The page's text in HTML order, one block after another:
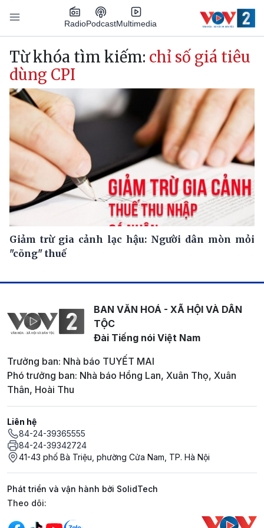
Nhảy đến nội dung
RadioPodcastMultimedia
Main navigation
Từ khóa tìm kiếm: chỉ số giá tiêu
dùng CPI
Giảm trừ gia cảnh lạc hậu: Người dân mòn mỏi
"cõng" thuế
BAN VĂN HOÁ - XÃ HỘI VÀ DÂN
TỘC
Đài Tiếng nói Việt Nam
Trưởng ban: Nhà báo TUYẾT MAI
Phó trưởng ban: Nhà báo Hồng Lan, Xuân Thọ, Xuân
Thân, Hoài Thu
Liên hệ
84-24-39365555
84-24-39342724
41-43 phố Bà Triệu, phường Cửa Nam, TP. Hà Nội
Phát triển và vận hành bởi SolidTech
Mạng xã hội
Theo dõi: